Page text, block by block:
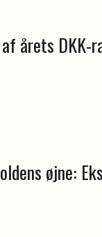
årets DKK-
øjne: